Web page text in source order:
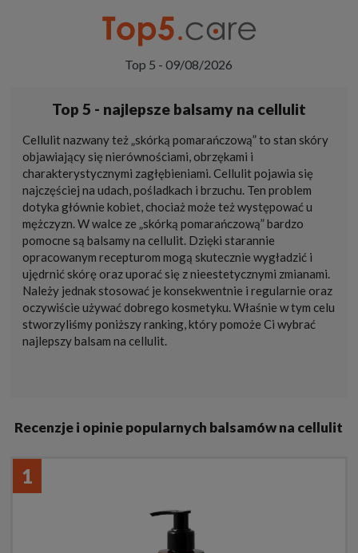
Top 5 - 09/08/2026
Top 5 - najlepsze balsamy na cellulit
Cellulit nazwany też „skórką pomarańczową” to stan skóry
objawiający się nierównościami, obrzękami i
charakterystycznymi zagłębieniami. Cellulit pojawia się
najczęściej na udach, pośladkach i brzuchu. Ten problem
dotyka głównie kobiet, chociaż może też występować u
mężczyzn. W walce ze „skórką pomarańczową” bardzo
pomocne są balsamy na cellulit. Dzięki starannie
opracowanym recepturom mogą skutecznie wygładzić i
ujędrnić skórę oraz uporać się z nieestetycznymi zmianami.
Należy jednak stosować je konsekwentnie i regularnie oraz
oczywiście używać dobrego kosmetyku. Właśnie w tym celu
stworzyliśmy poniższy ranking, który pomoże Ci wybrać
najlepszy balsam na cellulit.
Recenzje i opinie popularnych balsamów na cellulit
1